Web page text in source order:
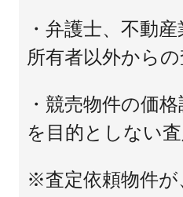
・弁護士、不動
所有者以外から
・競売物件の価
を目的としない
※査定依頼物件が